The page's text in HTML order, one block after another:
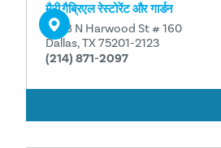
मैरी गैब्रिएल रेस्टोरेंट और गार्डन
2728 N Harwood St # 160
Dallas, TX 75201-2123
(214) 871-2097